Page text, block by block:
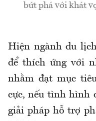
bứt phá với khát
Hiện ngành du
để thích ứng với
nhằm đạt mục
cực, nếu tình hình
giải pháp hỗ trợ